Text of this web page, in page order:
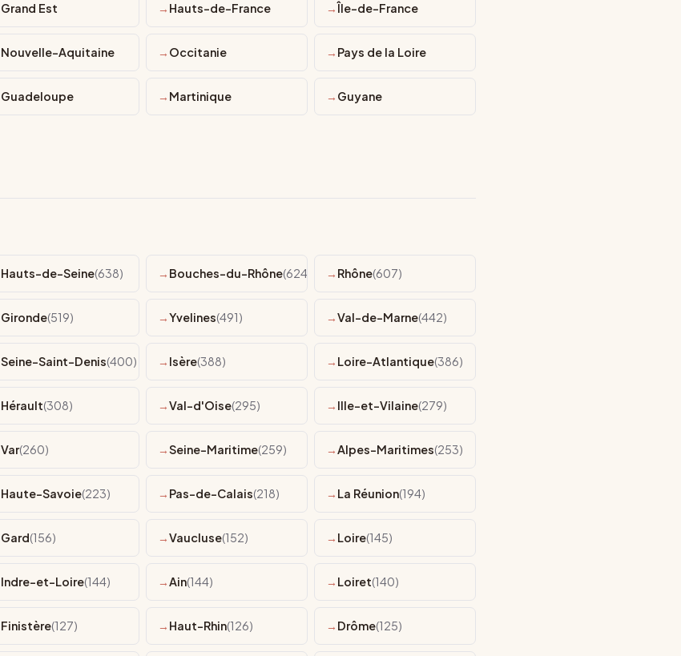
Grand Est Hauts-de-France Île-de-France
Nouvelle-Aquitaine Occitanie Pays de la Loire
Guadeloupe Martinique Guyane
Hauts-de-Seine(638) Bouches-du-Rhône(624) Rhône(607)
Gironde(519) Yvelines(491) Val-de-Marne(442)
Seine-Saint-Denis(400) Isère(388) Loire-Atlantique(386)
Hérault(308) Val-d'Oise(295) Ille-et-Vilaine(279)
Var(260) Seine-Maritime(259) Alpes-Maritimes(253)
Haute-Savoie(223) Pas-de-Calais(218) La Réunion(194)
Gard(156) Vaucluse(152) Loire(145)
Indre-et-Loire(144) Ain(144) Loiret(140)
Finistère(127) Haut-Rhin(126) Drôme(125)